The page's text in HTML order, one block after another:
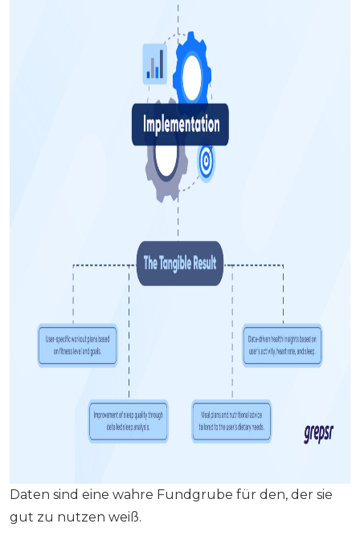
Daten sind eine wahre Fundgrube für den, der sie
gut zu nutzen weiß.